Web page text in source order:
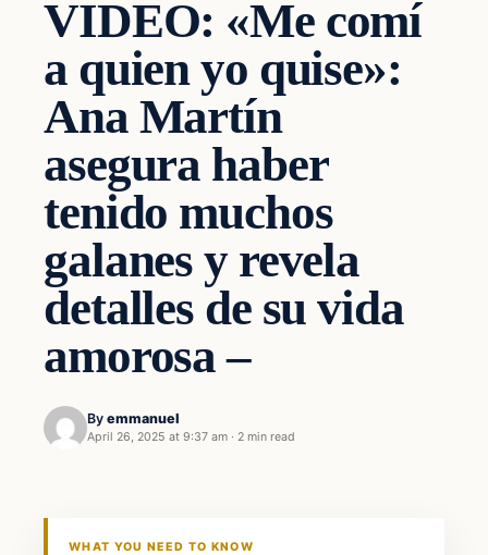
VIDEO: «Me comí
a quien yo quise»:
Ana Martín
asegura haber
tenido muchos
galanes y revela
detalles de su vida
amorosa –
By emmanuel
April 26, 2025 at 9:37 am · 2 min read
WHAT YOU NEED TO KNOW